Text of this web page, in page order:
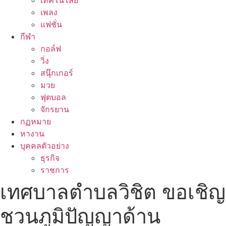
เพลง
แฟชั่น
กีฬา
กอล์ฟ
วิ่ง
สนุ๊กเกอร์
มวย
ฟุตบอล
จักรยาน
กฏหมาย
หางาน
บุคคลตัวอย่าง
ธุรกิจ
ราชการ
เทศบาลตำบลวิชิต ขอเชิญ
ชวนภูมิปัญญาด้าน